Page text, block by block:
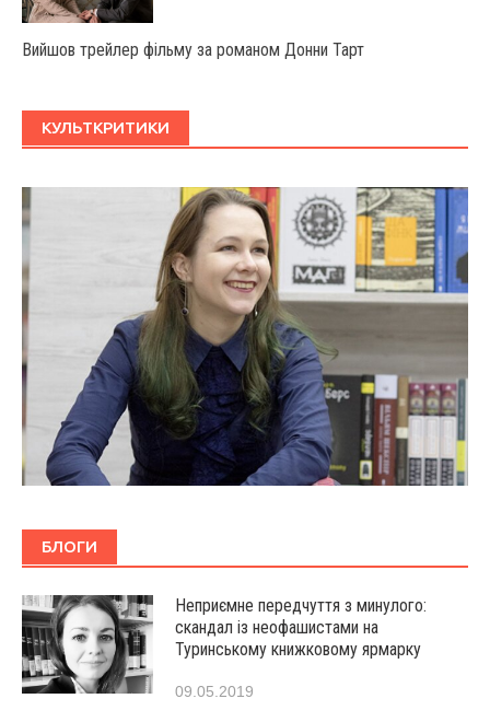
Вийшов трейлер фільму за романом Донни Тарт
КУЛЬТКРИТИКИ
БЛОГИ
Неприємне передчуття з минулого:
скандал із неофашистами на
Туринському книжковому ярмарку
09.05.2019